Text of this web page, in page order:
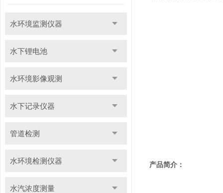
水环境监测仪器
水下锂电池
水环境影像观测
水下记录仪器
管道检测
水环境检测仪器
水汽浓度测量
产品简介：